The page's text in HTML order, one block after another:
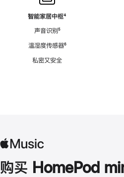
智能家居中枢脚
⁴
声音识别脚
⁵
温湿度传感器脚
⁶
私密又安全
购买 HomePod